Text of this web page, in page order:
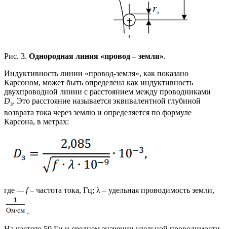
Рис. 3. Однородная линия «провод – земля».
Индуктивность линии «провод-земля», как показано
Карсоном, может быть определена как индуктивность
двухпроводной линии с расстоянием между проводниками
Dз. Это расстояние называется эквивалентной глубиной
возврата тока через землю и определяется по формуле
Карсона, в метрах:
где — f– частота тока, Гц; λ – удельная проводимость земли,
.